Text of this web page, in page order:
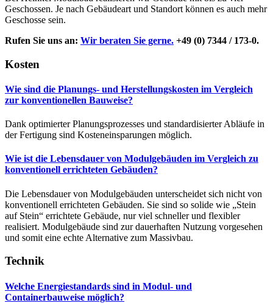
Geschossen. Je nach Gebäudeart und Standort können es auch mehr
Geschosse sein.
Rufen Sie uns an: Wir beraten Sie gerne. +49 (0) 7344 / 173-0.
Kosten
Wie sind die Planungs- und Herstellungskosten im Vergleich
zur konventionellen Bauweise?
Dank optimierter Planungsprozesses und standardisierter Abläufe in
der Fertigung sind Kosteneinsparungen möglich.
Wie ist die Lebensdauer von Modulgebäuden im Vergleich zu
konventionell errichteten Gebäuden?
Die Lebensdauer von Modulgebäuden unterscheidet sich nicht von
konventionell errichteten Gebäuden. Sie sind so solide wie „Stein
auf Stein“ errichtete Gebäude, nur viel schneller und flexibler
realisiert. Modulgebäude sind zur dauerhaften Nutzung vorgesehen
und somit eine echte Alternative zum Massivbau.
Technik
Welche Energiestandards sind in Modul- und
Containerbauweise möglich?